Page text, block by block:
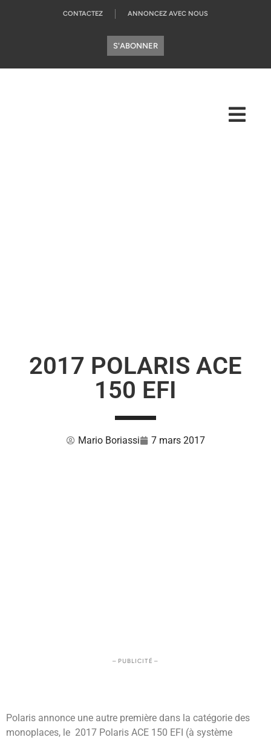
CONTACTEZ ANNONCEZ AVEC NOUS
S'ABONNER
2017 POLARIS ACE
150 EFI
Mario Boriassi 7 mars 2017
– PUBLICITÉ –
Polaris annonce une autre première dans la catégorie des
monoplaces, le 2017 Polaris ACE 150 EFI (à système